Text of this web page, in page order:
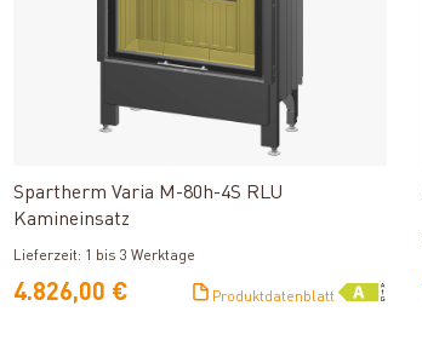
Produkt ansehen
Spartherm Varia M-80h-4S RLU
Kamineinsatz
Lieferzeit: 1 bis 3 Werktage
4.826,00 € Produktdatenblatt